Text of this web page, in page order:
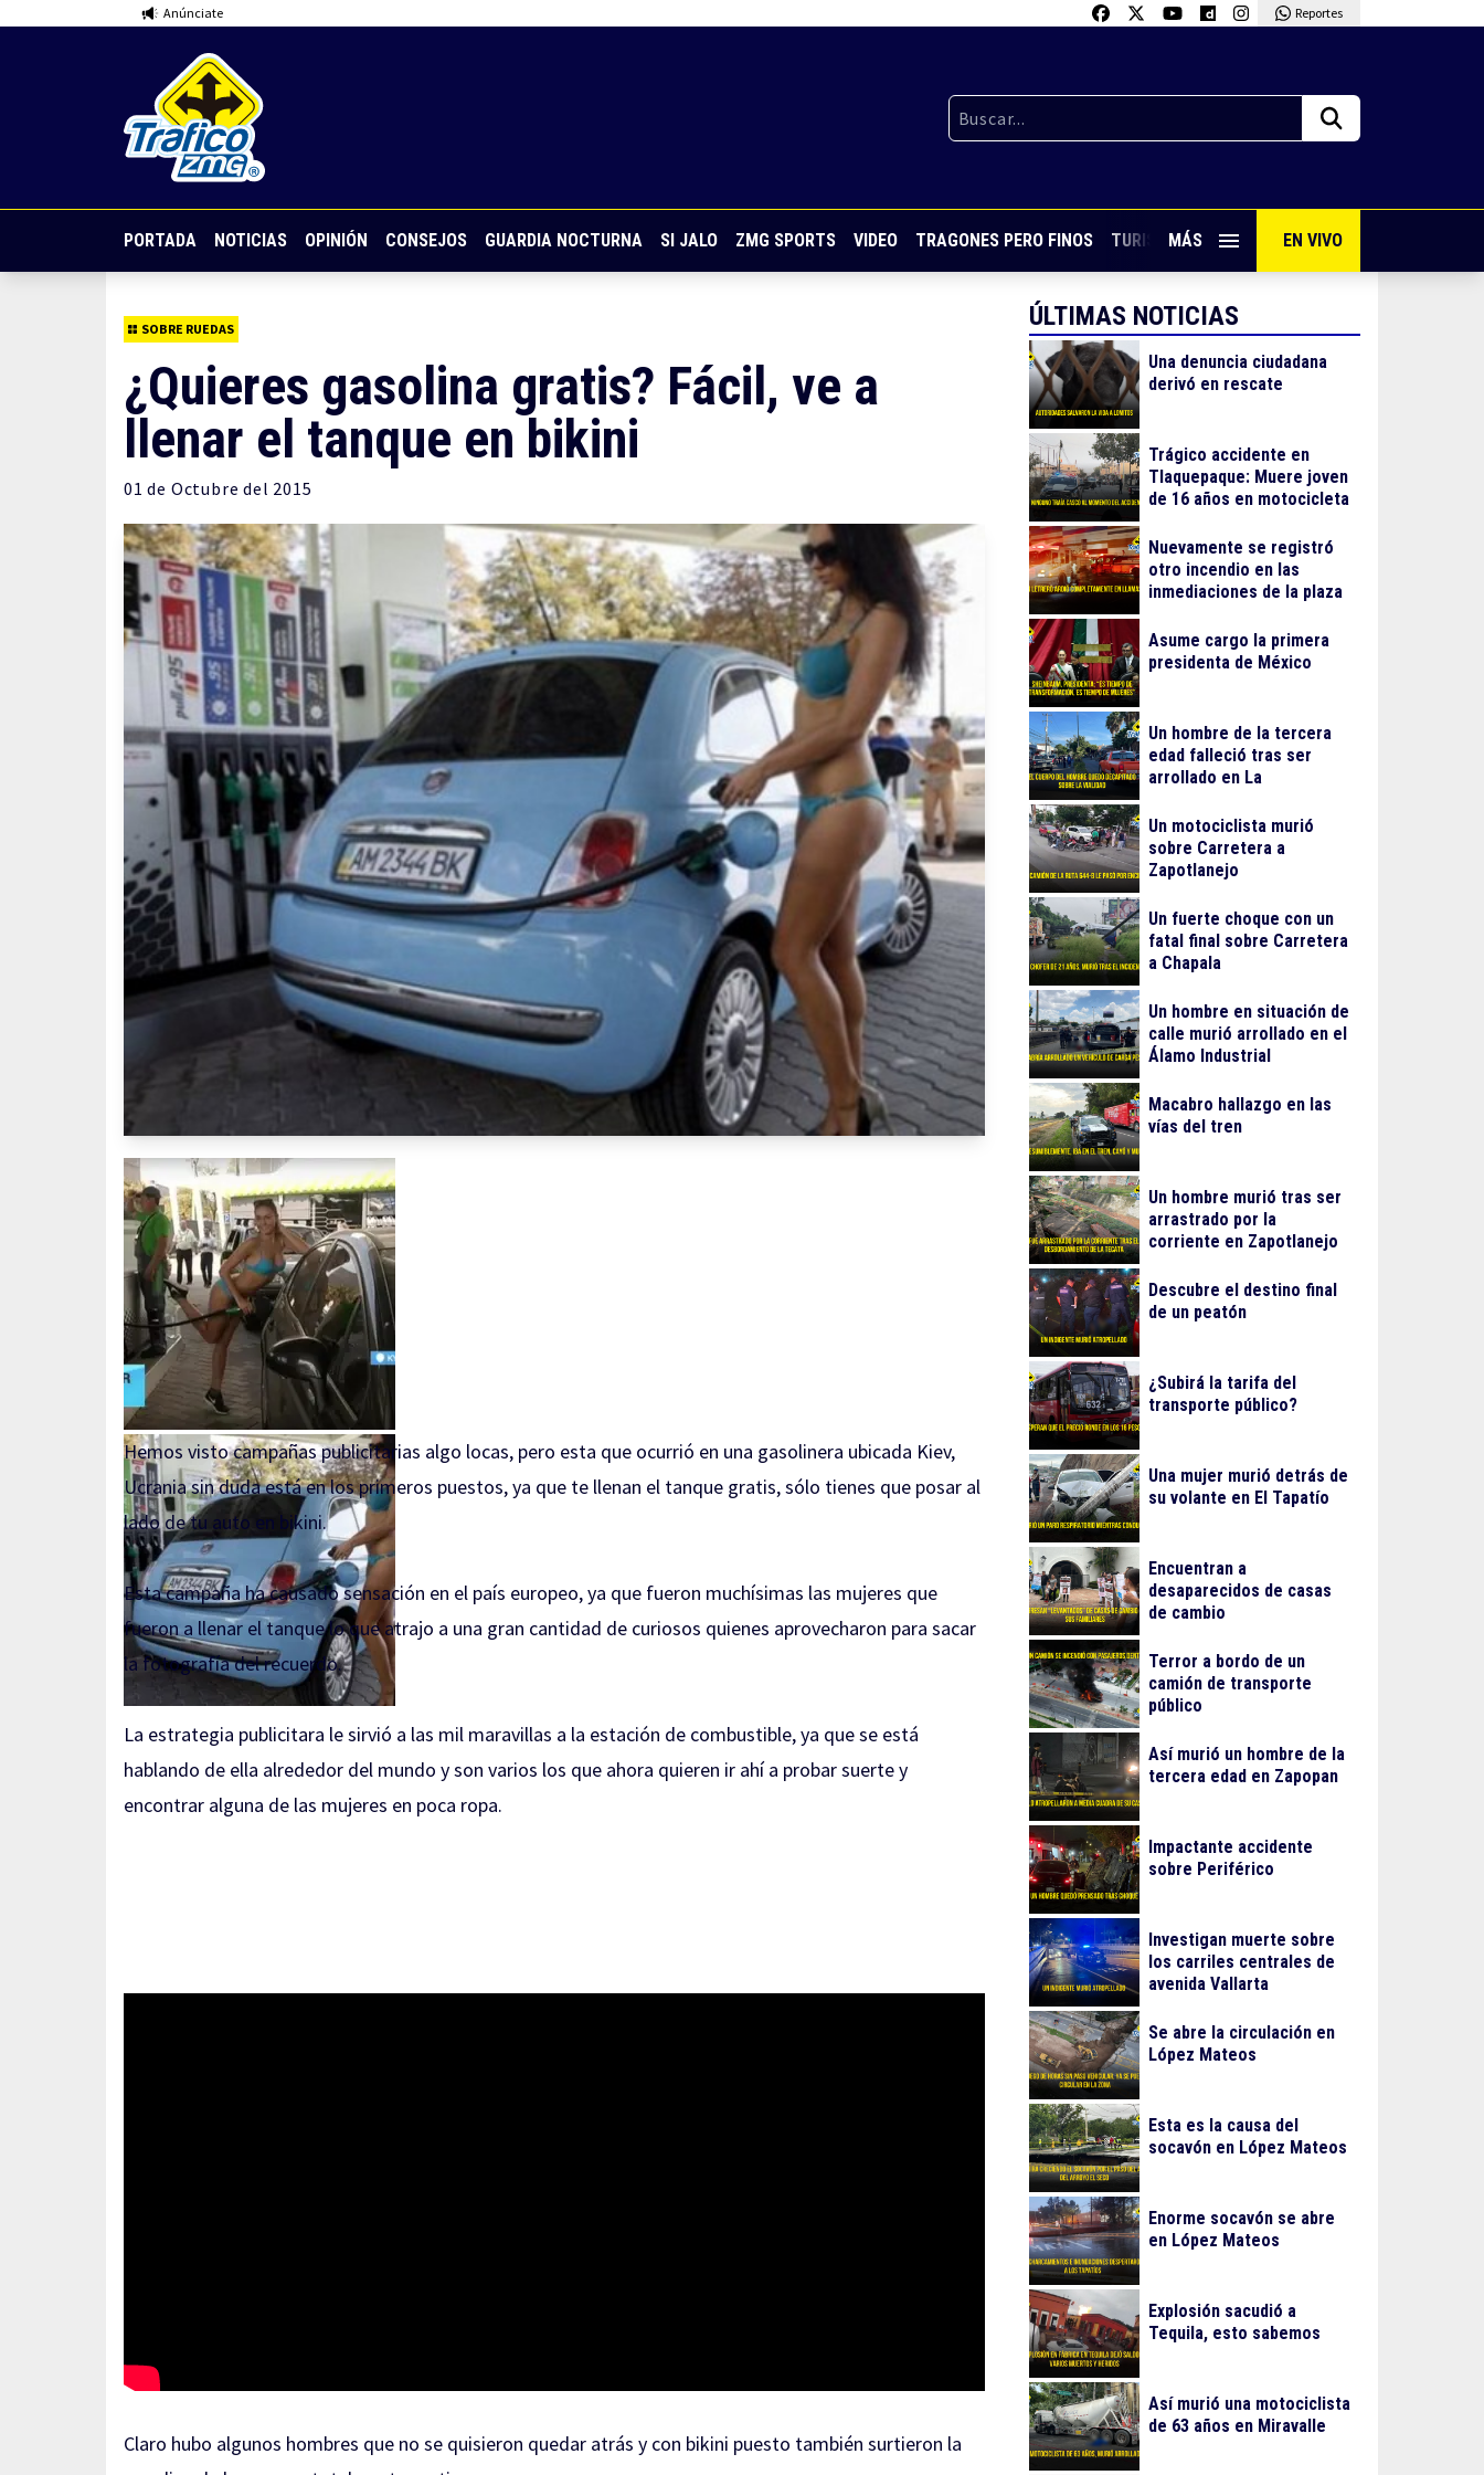
Anúnciate Reportes
PORTADA NOTICIAS OPINIÓN CONSEJOS GUARDIA NOCTURNA SI JALO ZMG SPORTS VIDEO TRAGONES PERO FINOS TURISMO CON SABOR VIVE PUERTO VALLARTA
MÁS EN VIVO
SOBRE RUEDAS
¿Quieres gasolina gratis? Fácil, ve a
llenar el tanque en bikini
01 de Octubre del 2015
Hemos visto campañas publicitarias algo locas, pero esta que ocurrió en una gasolinera ubicada Kiev,
Ucrania sin duda está en los primeros puestos, ya que te llenan el tanque gratis, sólo tienes que posar al
lado de tu auto en bikini.
Esta campaña ha causado sensación en el país europeo, ya que fueron muchísimas las mujeres que
fueron a llenar el tanque lo que atrajo a una gran cantidad de curiosos quienes aprovecharon para sacar
la fotografía del recuerdo.
La estrategia publicitara le sirvió a las mil maravillas a la estación de combustible, ya que se está
hablando de ella alrededor del mundo y son varios los que ahora quieren ir ahí a probar suerte y
encontrar alguna de las mujeres en poca ropa.
Claro hubo algunos hombres que no se quisieron quedar atrás y con bikini puesto también surtieron la
ÚLTIMAS NOTICIAS
Una denuncia ciudadana
derivó en rescate
Trágico accidente en
Tlaquepaque: Muere joven
de 16 años en motocicleta
Nuevamente se registró
otro incendio en las
inmediaciones de la plaza
Asume cargo la primera
presidenta de México
Un hombre de la tercera
edad falleció tras ser
arrollado en La
Un motociclista murió
sobre Carretera a
Zapotlanejo
Un fuerte choque con un
fatal final sobre Carretera
a Chapala
Un hombre en situación de
calle murió arrollado en el
Álamo Industrial
Macabro hallazgo en las
vías del tren
Un hombre murió tras ser
arrastrado por la
corriente en Zapotlanejo
Descubre el destino final
de un peatón
¿Subirá la tarifa del
transporte público?
Una mujer murió detrás de
su volante en El Tapatío
Encuentran a
desaparecidos de casas
de cambio
Terror a bordo de un
camión de transporte
público
Así murió un hombre de la
tercera edad en Zapopan
Impactante accidente
sobre Periférico
Investigan muerte sobre
los carriles centrales de
avenida Vallarta
Se abre la circulación en
López Mateos
Esta es la causa del
socavón en López Mateos
Enorme socavón se abre
en López Mateos
Explosión sacudió a
Tequila, esto sabemos
Así murió una motociclista
de 63 años en Miravalle